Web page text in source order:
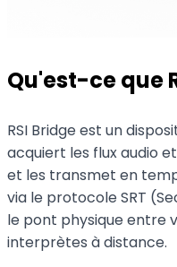
Qu'est-ce que
RSI Bridge est un
acquiert les flux audio
et les transmet en
via le protocole SRT
le pont physique entre
interprètes à distance.